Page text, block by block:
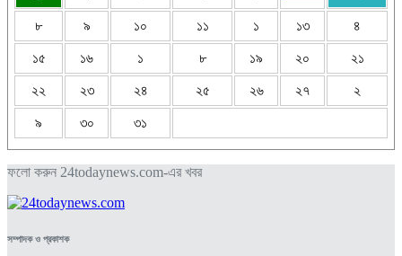
৮ ৯ ১০ ১১ ১ ১৩ ৪
১৫ ১৬ ১ ৮ ১৯ ২০ ২১
২২ ২৩ ২৪ ২৫ ২৬ ২৭ ২
৯ ৩০ ৩১
ফলো করুন 24todaynews.com-এর খবর
সম্পাদক ও প্রকাশক